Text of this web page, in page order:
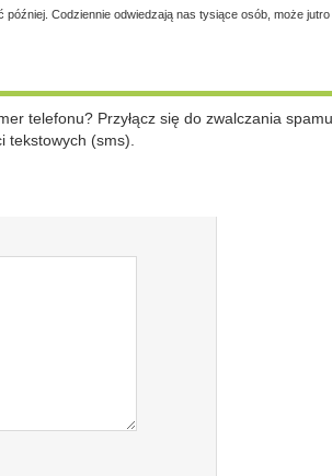
później. Codziennie odwiedzają nas tysiące osób, może
telefonu? Przyłącz się do zwalczania spamu
tekstowych (sms).